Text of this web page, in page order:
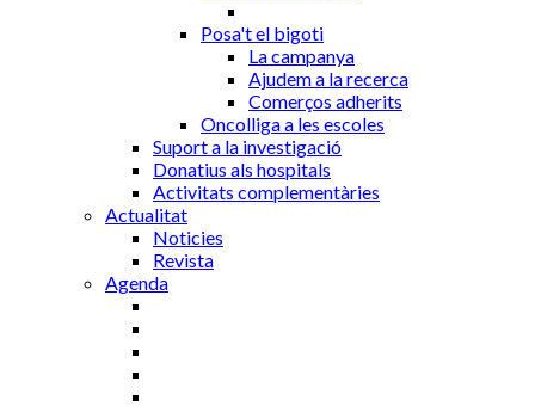
Posa't el bigoti
La campanya
Ajudem a la recerca
Comerços adherits
Oncolliga a les escoles
Suport a la investigació
Donatius als hospitals
Activitats complementàries
Actualitat
Noticies
Revista
Agenda